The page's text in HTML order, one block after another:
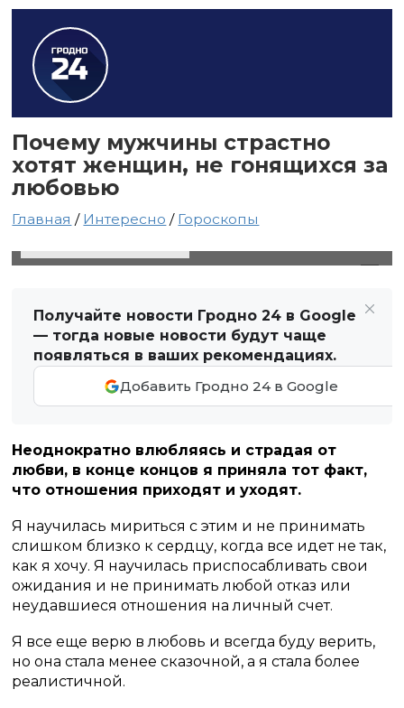
Почему мужчины страстно
хотят женщин, не гонящихся за
любовью
Главная / Интересно / Гороскопы
Получайте новости Гродно 24 в Google
— тогда новые новости будут чаще
появляться в ваших рекомендациях.
Добавить Гродно 24 в Google
Неоднократно влюбляясь и страдая от
любви, в конце концов я приняла тот факт,
что отношения приходят и уходят.
Я научилась мириться с этим и не принимать
слишком близко к сердцу, когда все идет не так,
как я хочу. Я научилась приспосабливать свои
ожидания и не принимать любой отказ или
неудавшиеся отношения на личный счет.
Я все еще верю в любовь и всегда буду верить,
но она стала менее сказочной, а я стала более
реалистичной.